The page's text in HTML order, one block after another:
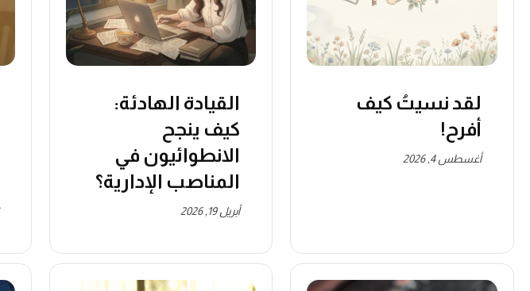
لقد نسيتُ كيف
أفرح!
أغسطس 4, 2026
القيادة الهادئة:
كيف ينجح
الانطوائيون في
المناصب الإدارية؟
أبريل 19, 2026